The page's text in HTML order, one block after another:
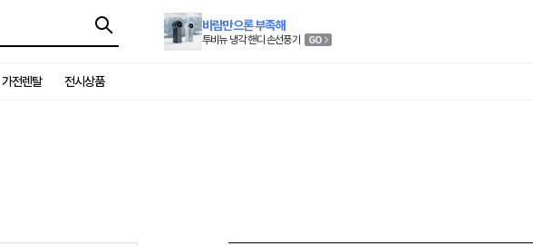
바람만으론 부족해
투비뉴 냉각 핸디 손선풍기
가전렌탈 전시상품